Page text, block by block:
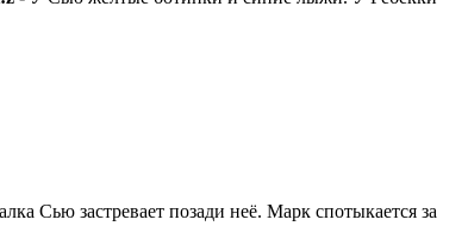
Сью застревает позади неё. Марк спотыкается за